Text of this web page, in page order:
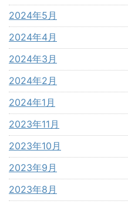
2024年5月
2024年4月
2024年3月
2024年2月
2024年1月
2023年11月
2023年10月
2023年9月
2023年8月